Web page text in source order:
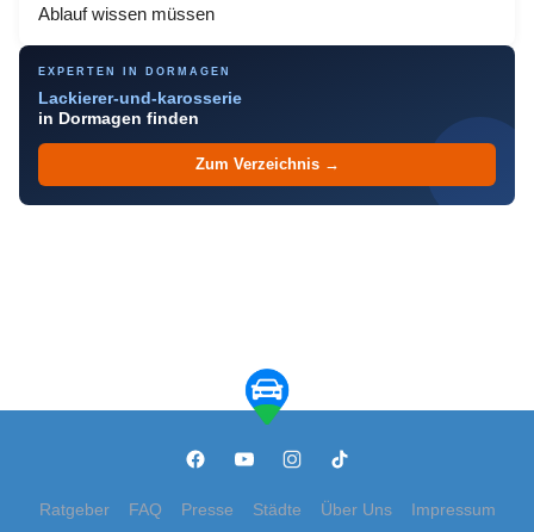
Ablauf wissen müssen
EXPERTEN IN DORMAGEN
Lackierer-und-karosserie
in Dormagen finden
Zum Verzeichnis →
Ratgeber FAQ Presse Städte Über Uns Impressum